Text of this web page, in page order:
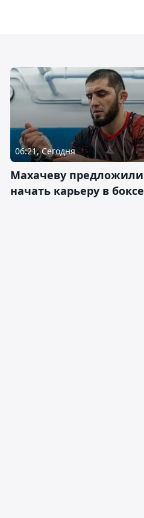
06:21, Сегодня
Махачеву предложили
начать карьеру в боксе